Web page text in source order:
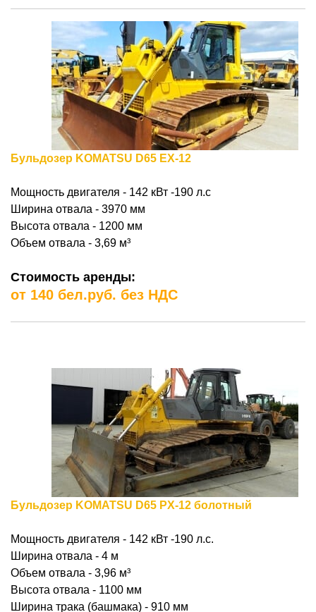
Бульдозер KOMATSU D65 EX-12
Мощность двигателя - 142 кВт -190 л.с
Ширина отвала - 3970 мм
Высота отвала - 1200 мм
Объем отвала - 3,69 м³
Стоимость аренды:
от 140 бел.руб. без НДС
Бульдозер KOMATSU D65 PX-12 болотный
Мощность двигателя - 142 кВт -190 л.с.
Ширина отвала - 4 м
Объем отвала - 3,96 м³
Высота отвала - 1100 мм
Ширина трака (башмака) - 910 мм